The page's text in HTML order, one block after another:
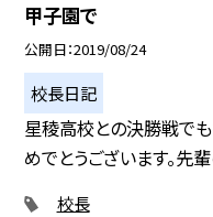
甲子園で
公開日 2019/08/24
校長日記
星稜高校との決勝戦で
めでとうございます。先
校長